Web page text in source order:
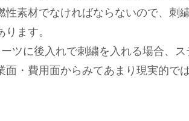
性素材でなければならないので、刺
ます。
ツに後入れで刺繍を入れる場合、
・費用面からみてあまり現実的で